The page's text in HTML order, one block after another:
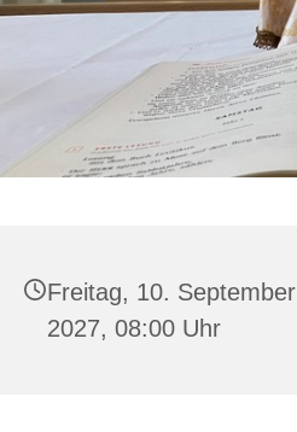
Freitag, 10. September
2027, 08:00 Uhr